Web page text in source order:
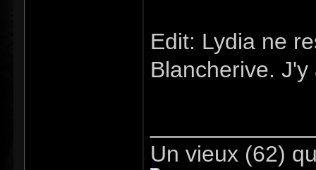
Edit: Lydia ne
Blancherive.
Un vieux (62)